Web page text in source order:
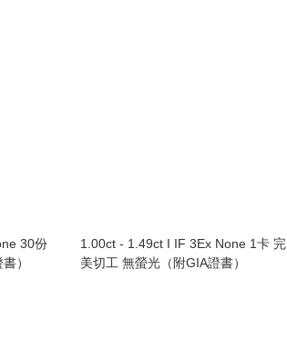
30份
）
1.00ct - 1.49ct I IF 3Ex None 1卡 完
美切工 無螢光（附GIA證書）